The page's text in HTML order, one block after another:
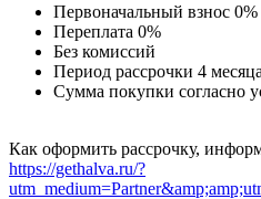
Первоначальный взнос 0%
Переплата 0%
Без комиссий
Период рассрочки 4 месяца
Сумма покупки согласно
Как оформить рассрочку,
https://gethalva.ru/?